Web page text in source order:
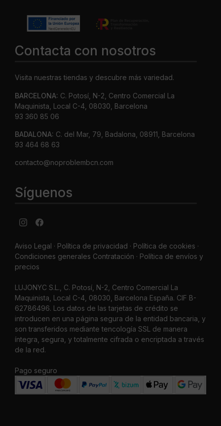
Contacta con nosotros
Visita nuestras tiendas y descubre más variedad.
BARCELONA: C. Potosí, N-2, Centro Comercial La
Maquinista, Local C-4, 08030, Barcelona
93 360 85 06
BADALONA: C. del Mar, 79, Badalona, 08911, Barcelona
93 464 68 63
contacto@noproblembcn.com
Síguenos
Aviso Legal · Política de privacidad · Política de cookies ·
Condiciones generales Contratación · Política de envíos y
precios
LUJONYC S.L., C. Potosí, N-2, Centro Comercial La
Maquinista, Local C-4, 08030, Barcelona España. CIF B-
62786496. Los datos de las tarjetas de crédito se
introducen en una página segura de la entidad bancaria, y
son transferidos mediante tencología SSL de manera
íntegra, segura, y totalmente cifrada o encriptada a través
de la red.
Pago seguro